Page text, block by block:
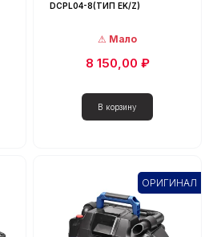
DCPL04-8(ТИП EK/Z)
Мало
8 150,00 ₽
ОРИГИНАЛ